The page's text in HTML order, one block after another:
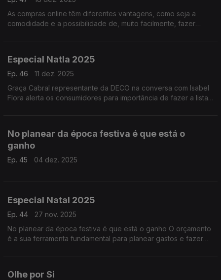
As compras online têm diferentes vantagens, como seja a
comodidade e a possibilidade de, muito facilmente, fazer
Especial Natla 2025
Ep. 46
11 dez. 2025
Graça Cabral representante da DECO na conversa com Isabel
Flora alerta os consumidores para importância de fazer a lista
No planear da época festiva é que está o
ganho
Ep. 45 04 dez. 2025
Especial Natal 2025
Ep. 44
27 nov. 2025
No planear da época festiva é que está o ganho O orçamento
é a sua ferramenta fundamental para planear gastos e fazer
Olhe por Si